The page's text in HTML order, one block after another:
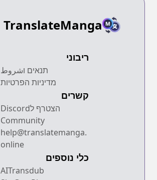
TranslateManga
ריבוני
תנאים וشروط
מדיניות הפרטיות
קשרים
הצטרף לDiscord
Community
help@translatemanga.
online
כלי נוספים
AITransdub